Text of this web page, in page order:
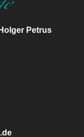
Petrus